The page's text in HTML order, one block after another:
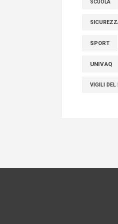
SCUOLA
SPORT
UNIVAQ
VIGILI DEL